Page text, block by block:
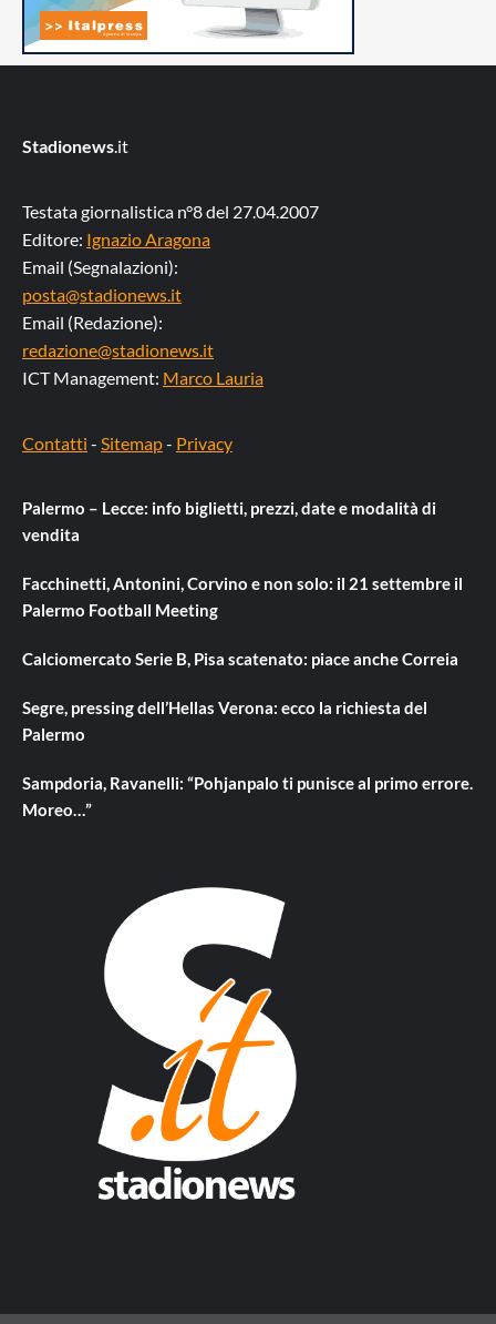
Stadionews.it
Testata giornalistica n°8 del 27.04.2007
Editore: Ignazio Aragona
Email (Segnalazioni):
posta@stadionews.it
Email (Redazione):
redazione@stadionews.it
ICT Management: Marco Lauria
Contatti - Sitemap- Privacy
Palermo – Lecce: info biglietti, prezzi, date e modalità di
vendita
Facchinetti, Antonini, Corvino e non solo: il 21 settembre il
Palermo Football Meeting
Calciomercato Serie B, Pisa scatenato: piace anche Correia
Segre, pressing dell’Hellas Verona: ecco la richiesta del
Palermo
Sampdoria, Ravanelli: “Pohjanpalo ti punisce al primo errore.
Moreo…”